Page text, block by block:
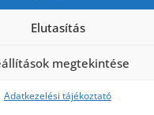
Elutasítás
megtekintése
Adatkezelési tájékoztató
eszközök szemészeti betegségek
WordPress Theme